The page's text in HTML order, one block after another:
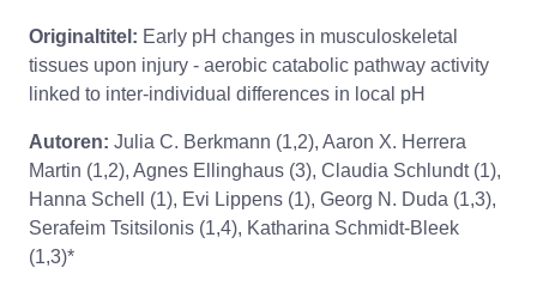
Originaltitel: Early pH changes in musculoskeletal
tissues upon injury - aerobic catabolic pathway activity
linked to inter-individual differences in local pH
Autoren: Julia C. Berkmann (1,2), Aaron X. Herrera
Martin (1,2), Agnes Ellinghaus (3), Claudia Schlundt (1),
Hanna Schell (1), Evi Lippens (1), Georg N. Duda (1,3),
Serafeim Tsitsilonis (1,4), Katharina Schmidt-Bleek
(1,3)*